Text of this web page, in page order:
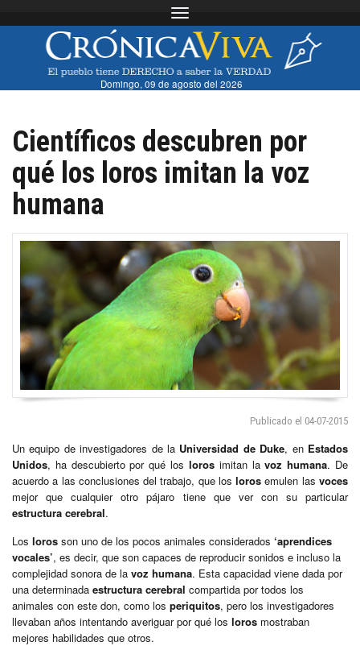
Toggle navigation
Domingo, 09 de agosto del 2026
Científicos descubren por
qué los loros imitan la voz
humana
Publicado el 04-07-2015
Un equipo de investigadores de la Universidad de Duke, en Estados
Unidos, ha descubierto por qué los lorosimitan lavoz humana. De
acuerdo a las conclusiones del trabajo, que losloros emulen lasvoces
mejor que cualquier otro pájaro tiene que ver con su particular
estructura cerebral.
Los loros son uno de los pocos animales considerados ‘aprendices
vocales’, es decir, que son capaces de reproducir sonidos e incluso la
complejidad sonora de la voz humana. Esta capacidad viene dada por
una determinada estructura cerebral compartida por todos los
animales con este don, como los periquitos, pero los investigadores
llevaban años intentando averiguar por qué los loros mostraban
mejores habilidades que otros.